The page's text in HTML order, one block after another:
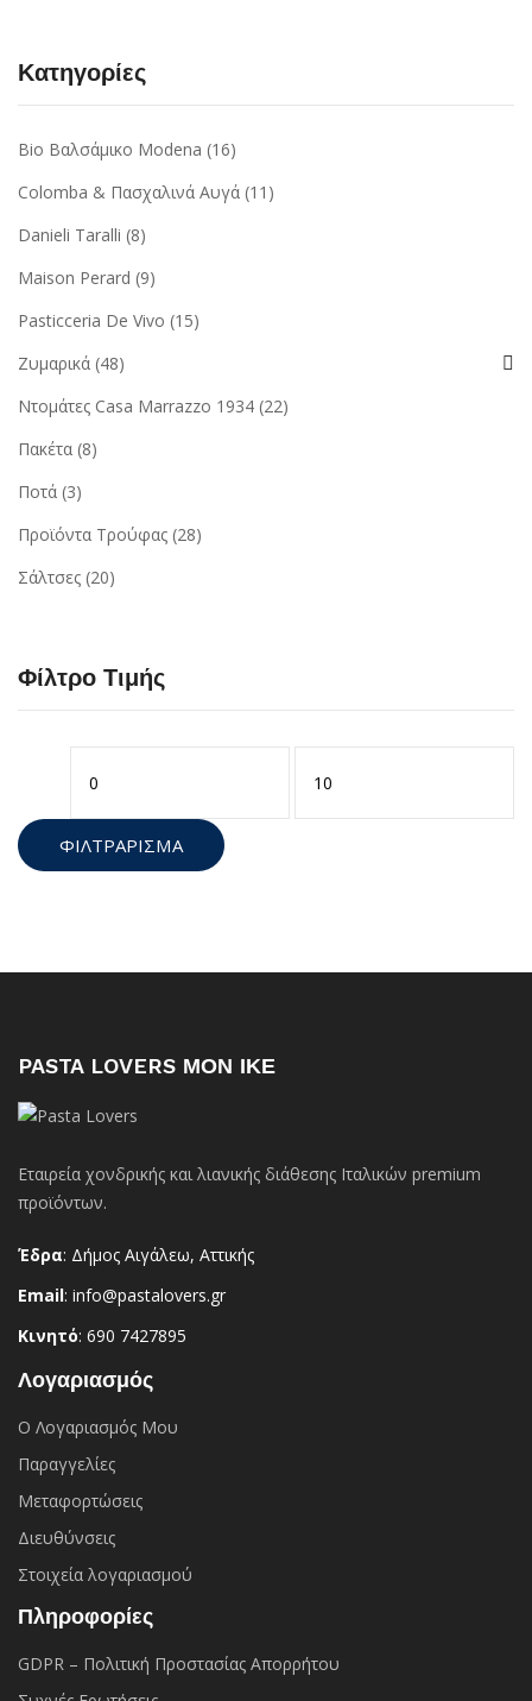
Κατηγορίες
Bio Βαλσάμικο Modena (16)
Colomba & Πασχαλινά Αυγά (11)
Danieli Taralli (8)
Maison Perard (9)
Pasticceria De Vivo (15)
Ζυμαρικά (48)
Ντομάτες Casa Marrazzo 1934 (22)
Πακέτα (8)
Ποτά (3)
Προϊόντα Τρούφας (28)
Σάλτσες (20)
Φίλτρο Τιμής
ΦΙΛΤΡΆΡΙΣΜΑ
PASTA LOVERS ΜΟΝ ΙΚΕ
Εταιρεία χονδρικής και λιανικής διάθεσης Ιταλικών premium
προϊόντων.
Έδρα: Δήμος Αιγάλεω, Αττικής
Email: info@pastalovers.gr
Κινητό: 690 7427895
Λογαριασμός
Ο Λογαριασμός Μου
Παραγγελίες
Μεταφορτώσεις
Διευθύνσεις
Στοιχεία λογαριασμού
Πληροφορίες
GDPR – Πολιτική Προστασίας Απορρήτου